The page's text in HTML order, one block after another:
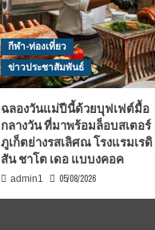
กีฬา-ท่องเที่ยว
ข่าวประชาสัมพันธ์
ฉลองวันแม่ปีนี้ด้วยบุฟเฟต์มื้อ
กลางวัน ที่มาพร้อมล็อบสเตอร์
ภูเก็ตย่างรสเลิศณ โรงแรมเรดิ
สัน ชาโต เดอ แบบงคอค
admin1 05/08/2026